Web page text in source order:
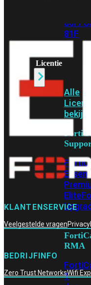
80F
81F
Licentie
Alle
Elite
RMA
1
KLANTENSERVICE
Veelgestelde vragen
BEDRIJFINFO
Zero Trust NetworksWifi